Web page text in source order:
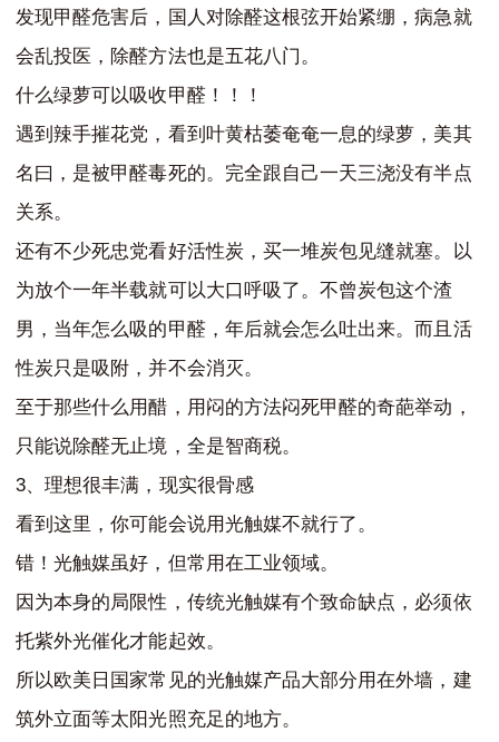
发现甲醛危害后，国人对除醛这根弦开始紧绷，病急就
会乱投医，除醛方法也是五花八门。
什么绿萝可以吸收甲醛！！！
遇到辣手摧花党，看到叶黄枯萎奄奄一息的绿萝，美其
名曰，是被甲醛毒死的。完全跟自己一天三浇没有半点
关系。
还有不少死忠党看好活性炭，买一堆炭包见缝就塞。以
为放个一年半载就可以大口呼吸了。不曾炭包这个渣
男，当年怎么吸的甲醛，年后就会怎么吐出来。而且活
性炭只是吸附，并不会消灭。
至于那些什么用醋，用闷的方法闷死甲醛的奇葩举动，
只能说除醛无止境，全是智商税。
3、理想很丰满，现实很骨感
看到这里，你可能会说用光触媒不就行了。
错！光触媒虽好，但常用在工业领域。
因为本身的局限性，传统光触媒有个致命缺点，必须依
托紫外光催化才能起效。
所以欧美日国家常见的光触媒产品大部分用在外墙，建
筑外立面等太阳光照充足的地方。